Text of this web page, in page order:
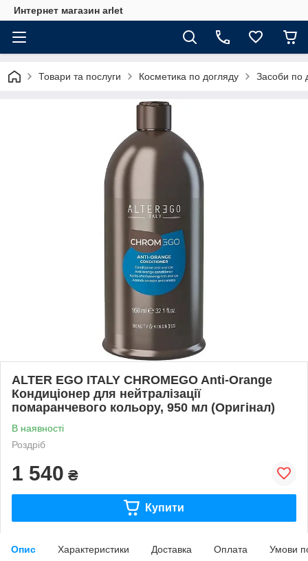
Интернет магазин arlet
Товари та послуги Косметика по догляду Засоби по
ALTER EGO ITALY CHROMEGO Anti-Orange
Кондиціонер для нейтралізації
помаранчевого кольору, 950 мл (Оригінал)
В наявності
Роздріб
1 540 ₴
Купити
Опис Характеристики Доставка Оплата Умови